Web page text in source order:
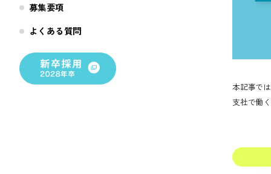
募集要項
よくある質問
本記事で
支社で働